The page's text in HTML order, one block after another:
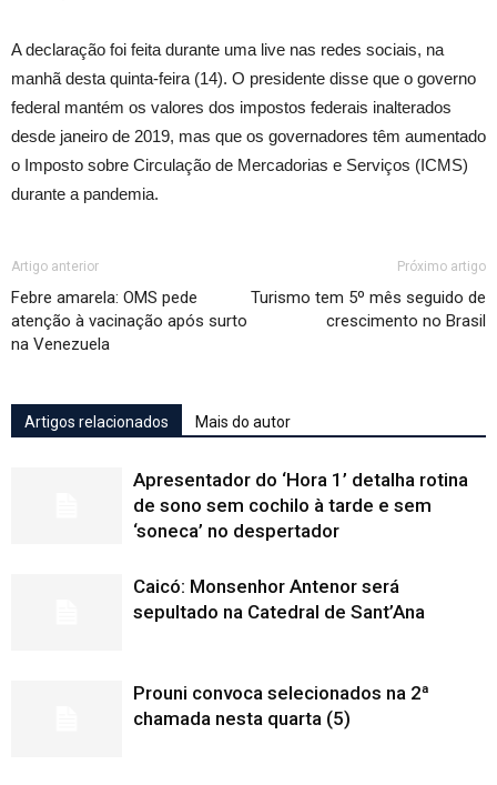
A declaração foi feita durante uma live nas redes sociais, na
manhã desta quinta-feira (14). O presidente disse que o governo
federal mantém os valores dos impostos federais inalterados
desde janeiro de 2019, mas que os governadores têm aumentado
o Imposto sobre Circulação de Mercadorias e Serviços (ICMS)
durante a pandemia.
Artigo anterior
Febre amarela: OMS pede
atenção à vacinação após surto
na Venezuela
Próximo artigo
Turismo tem 5º mês seguido de
crescimento no Brasil
Artigos relacionados Mais do autor
Apresentador do ‘Hora 1’ detalha rotina
de sono sem cochilo à tarde e sem
‘soneca’ no despertador
Caicó: Monsenhor Antenor será
sepultado na Catedral de Sant’Ana
Prouni convoca selecionados na 2ª
chamada nesta quarta (5)